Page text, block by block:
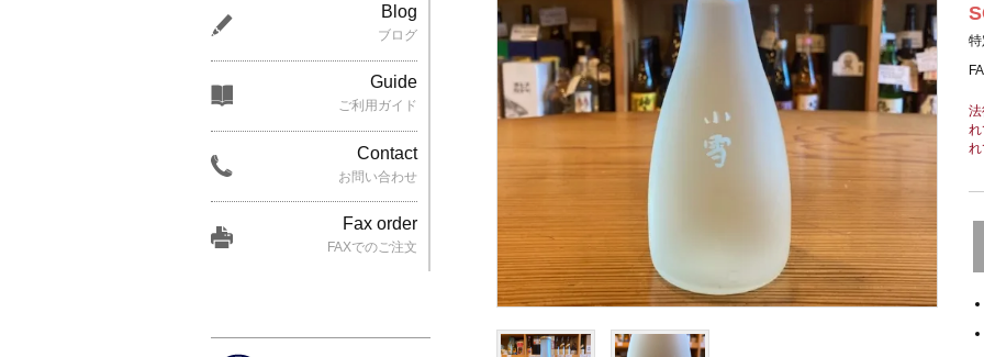
れ
Blog
ブログ
Guide
ご利用ガイド
Contact
お問い合わせ
Fax order
FAXでのご注文